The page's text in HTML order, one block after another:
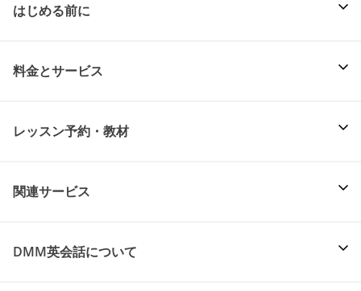
はじめる前に
料金とサービス
レッスン予約・教材
関連サービス
DMM英会話について